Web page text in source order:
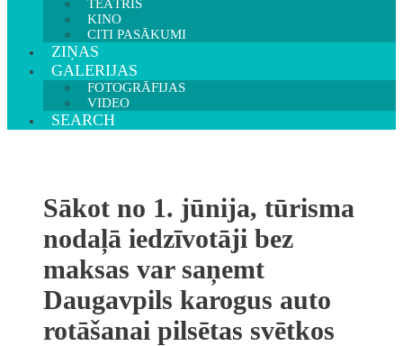
TEĀTRIS
KINO
CITI PASĀKUMI
ZIŅAS
GALERIJAS
FOTOGRĀFIJAS
VIDEO
SEARCH
Sākot no 1. jūnija, tūrisma
nodaļā iedzīvotāji bez
maksas var saņemt
Daugavpils karogus auto
rotāšanai pilsētas svētkos